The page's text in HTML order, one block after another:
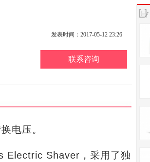
发表时间：2017-05-12 23:26
联系咨询
电压。
Electric Shaver，采用了独